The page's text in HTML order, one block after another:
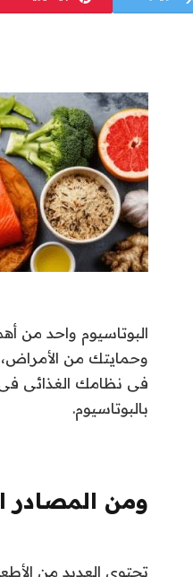
البوتاسيوم واحد من
فى نظامك الغذائى
بالبوتاسيوم.
ومن المصادر
تحتوى العديد من